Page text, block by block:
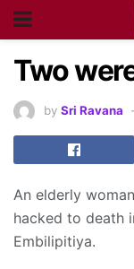
Two
by Sri Ravana
An elderly
hacked to death
Embilipitiya.